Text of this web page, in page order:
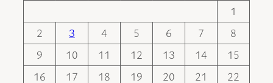
1
2
3 4 5 6 7
8
9
10 11 12 13 14
15
16
17 18 19 20 21
22